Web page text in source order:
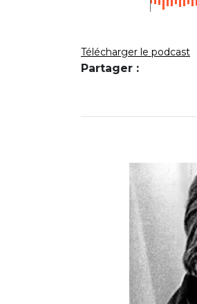
Télécharger le podcast
Partager :